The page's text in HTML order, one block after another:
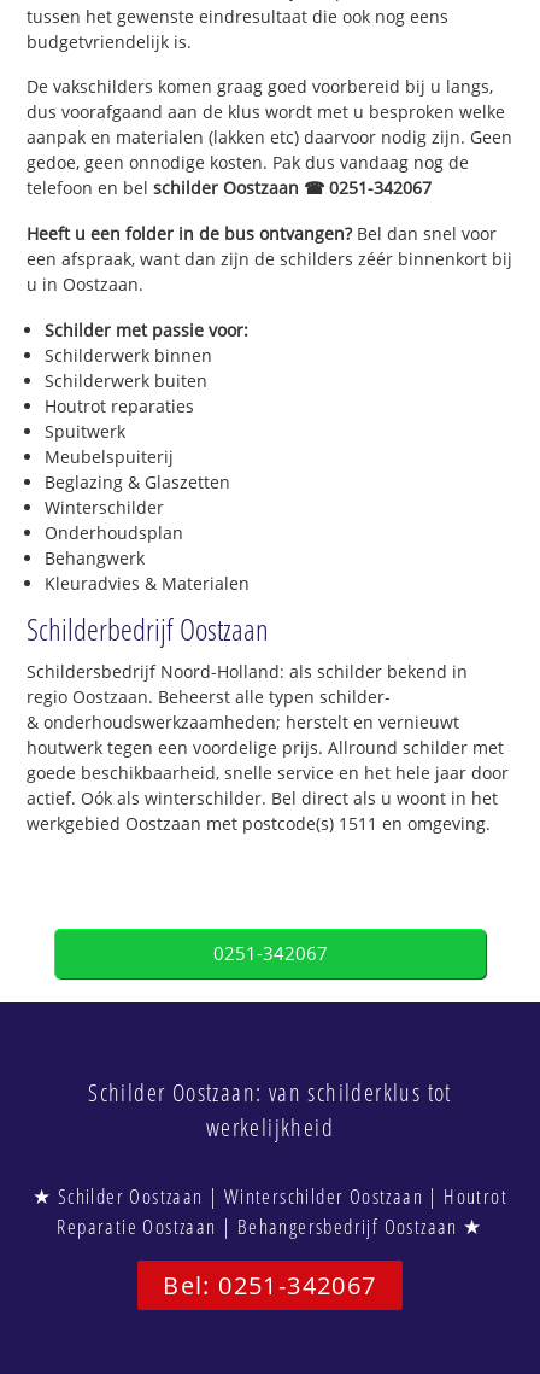
tussen het gewenste eindresultaat die ook nog eens
budgetvriendelijk is.
De vakschilders komen graag goed voorbereid bij u langs,
dus voorafgaand aan de klus wordt met u besproken welke
aanpak en materialen (lakken etc) daarvoor nodig zijn. Geen
gedoe, geen onnodige kosten. Pak dus vandaag nog de
telefoon en belschilder Oostzaan ☎ 0251-342067
Heeft u een folder in de bus ontvangen?Bel dan snel voor
een afspraak, want dan zijn de schilders zéér binnenkort bij
u in Oostzaan.
Schilder met passie voor:
Schilderwerk binnen
Schilderwerk buiten
Houtrot reparaties
Spuitwerk
Meubelspuiterij
Beglazing & Glaszetten
Winterschilder
Onderhoudsplan
Behangwerk
Kleuradvies & Materialen
Schilderbedrijf Oostzaan
Schildersbedrijf Noord-Holland: als schilder bekend in
regio Oostzaan. Beheerst alle typen schilder-
& onderhoudswerkzaamheden; herstelt en vernieuwt
houtwerk tegen een voordelige prijs. Allround schilder met
goede beschikbaarheid, snelle service en het hele jaar door
actief. Oók als winterschilder. Bel direct als u woont in het
werkgebied Oostzaan met postcode(s) 1511 en omgeving.
0251-342067
Schilder Oostzaan: van schilderklus tot
werkelijkheid
★ Schilder Oostzaan | Winterschilder Oostzaan | Houtrot
Reparatie Oostzaan | Behangersbedrijf Oostzaan ★
Bel: 0251-342067